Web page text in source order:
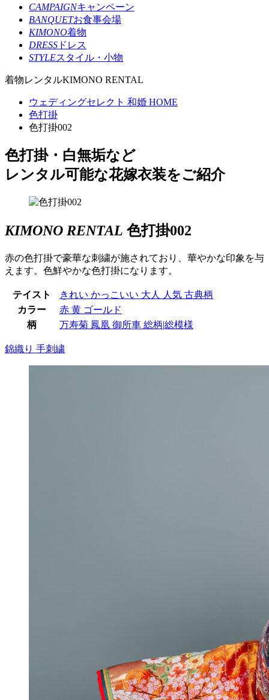
CAMPAIGNキャンペーン
BANQUETお食事会場
KIMONO着物
DRESS ドレス
STYLEスタイル・小物
着物レンタルKIMONO RENTAL
ウェディングセレクト 和婚 HOME
色打掛
色打掛002
色打掛・白無垢など
レンタル可能な花嫁衣装をご紹介
KIMONO RENTAL 色打掛002
赤の色打掛で豪華な刺繍が施されており、華やかな印象を与
えます。色鮮やかな色打掛になります。
テイスト きれい かっこいい 大人 人気 古典柄
カラー
赤 黄 ゴールド
柄
万寿菊 鳳凰 御所車 総柄|総模様
錦織り 手刺繍